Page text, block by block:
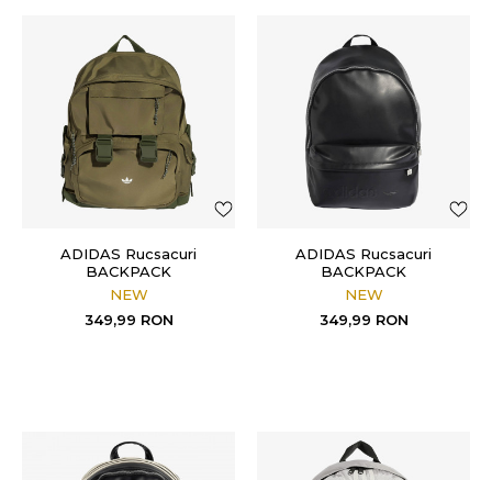
ADIDAS Rucsacuri
BACKPACK
NEW
349,99 RON
ADIDAS Rucsacuri
BACKPACK
NEW
349,99 RON